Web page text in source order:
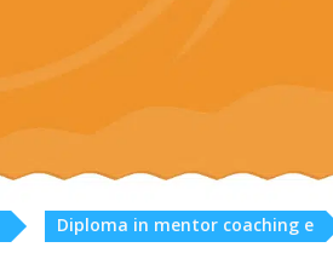
Diploma in mentor coaching e